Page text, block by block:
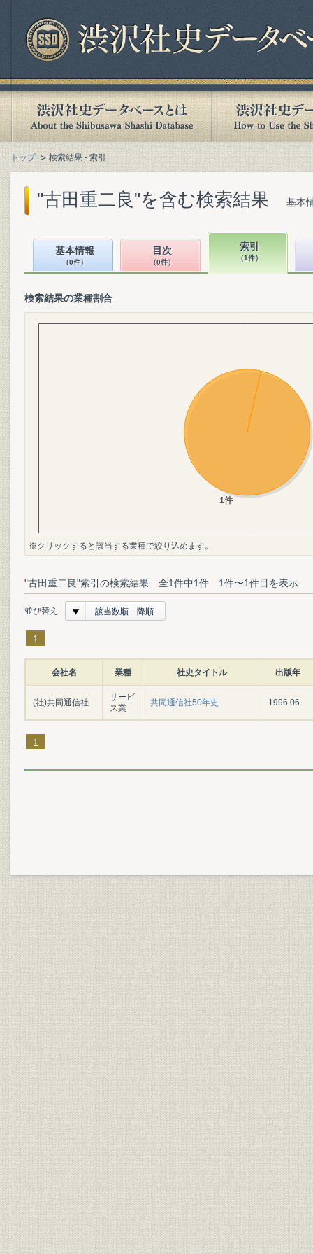
トップ 検索結果 - 索引
"古田重二良"を含む検索結果 基本
基本情報
（0件）
目次
（0件）
索引
（1件）
検索結果の業種割合
※クリックすると該当する業種で絞り込めます。
"古田重二良"索引の検索結果 全1件中1件 1件〜1件目を表示
並び替え 該当数順 降順
1
会社名 業種 社史タイトル 出版年
(社)共同通信社
サービ
ス業
共同通信社50年史 1996.06
1